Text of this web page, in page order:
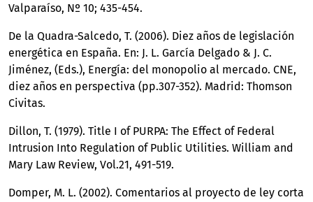
Valparaíso, Nº 10; 435-454.
De la Quadra-Salcedo, T. (2006). Diez años de legislación
energética en España. En: J. L. García Delgado & J. C.
Jiménez, (Eds.), Energía: del monopolio al mercado. CNE,
diez años en perspectiva (pp.307-352). Madrid: Thomson
Civitas.
Dillon, T. (1979). Title I of PURPA: The Effect of Federal
Intrusion Into Regulation of Public Utilities. William and
Mary Law Review, Vol.21, 491-519.
Domper, M. L. (2002). Comentarios al proyecto de ley corta